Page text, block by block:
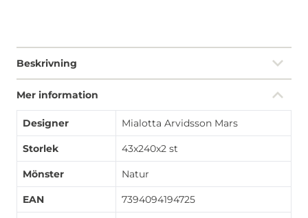
Beskrivning
Mer information
Designer Mialotta Arvidsson Mars
Storlek 43x240x2 st
Mönster Natur
EAN 7394094194725